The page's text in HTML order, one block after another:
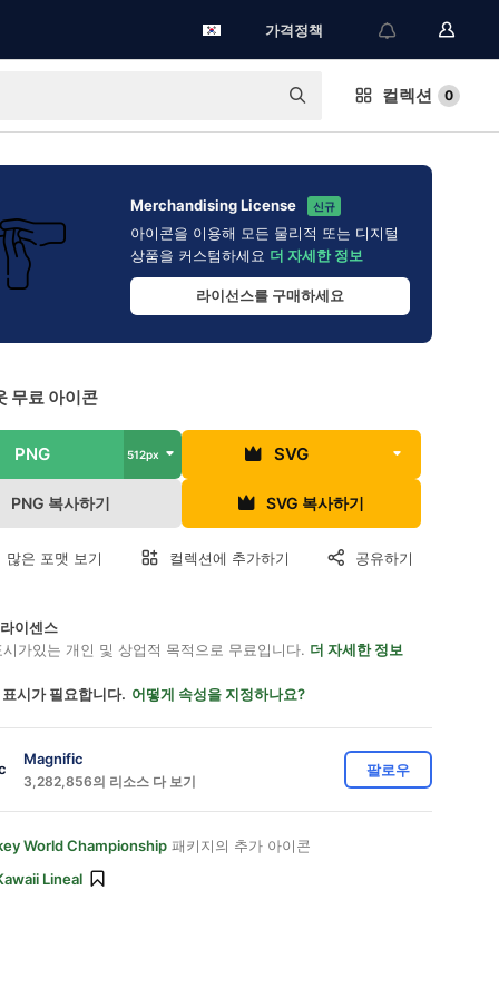
가격정책
컬렉션 0
Merchandising License 신규
아이콘을 이용해 모든 물리적 또는 디지털
상품을 커스텀하세요 더 자세한 정보
라이선스를 구매하세요
무료 아이콘
PNG 512px SVG
PNG 복사하기 SVG 복사하기
많은 포맷 보기 컬렉션에 추가하기 공유하기
이센스
가있는 개인 및 상업적 목적으로 무료입니다. 더 자세한 정보
시가 필요합니다. 어떻게 속성을 지정하나요?
Magnific
3,282,856의 리소스 다 보기
팔로우
World Championship 패키지의 추가 아이콘
Lineal